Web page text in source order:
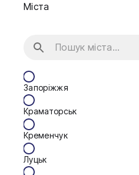
Міста
Запоріжжя
Краматорськ
Кременчук
Луцьк